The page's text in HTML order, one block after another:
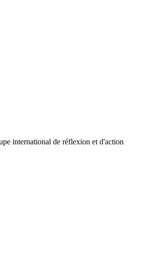
international de réflexion et d'action